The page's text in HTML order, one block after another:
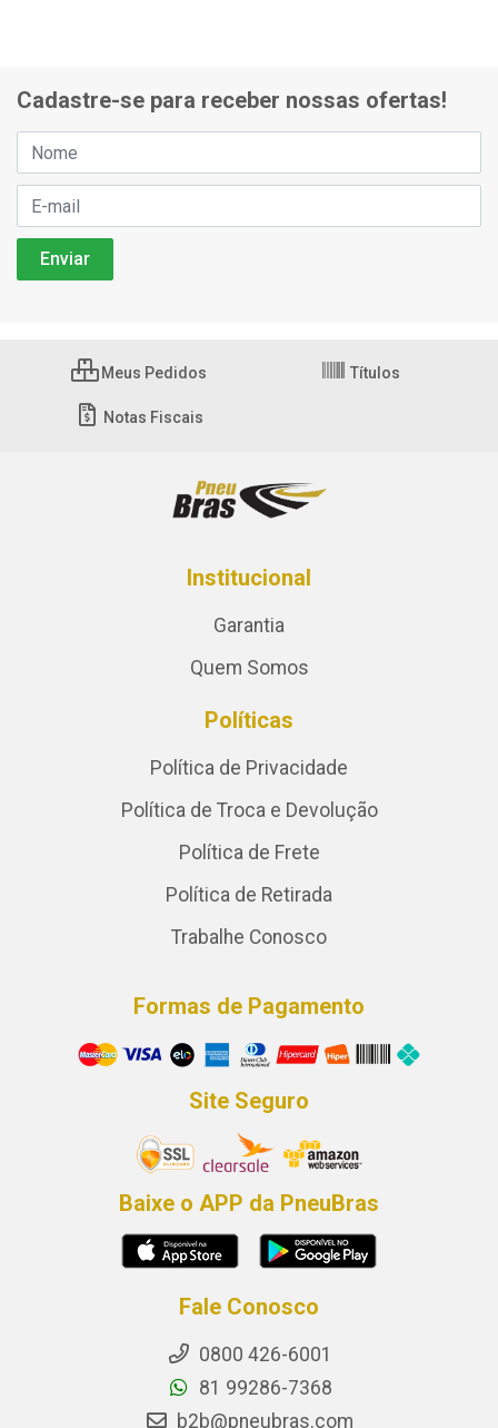
Cadastre-se para receber nossas ofertas!
Meus Pedidos Títulos
Notas Fiscais
Institucional
Garantia
Quem Somos
Políticas
Política de Privacidade
Política de Troca e Devolução
Política de Frete
Política de Retirada
Trabalhe Conosco
Formas de Pagamento
Site Seguro
Baixe o APP da PneuBras
Fale Conosco
0800 426-6001
81 99286-7368
b2b@pneubras.com